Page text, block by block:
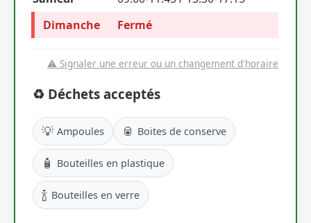
Dimanche
Fermé
⚠️ Signaler une erreur ou un changement d'horaire
♻️ Déchets acceptés
💡 Ampoules 🥫 Boites de conserve
🧴 Bouteilles en plastique
🍾 Bouteilles en verre